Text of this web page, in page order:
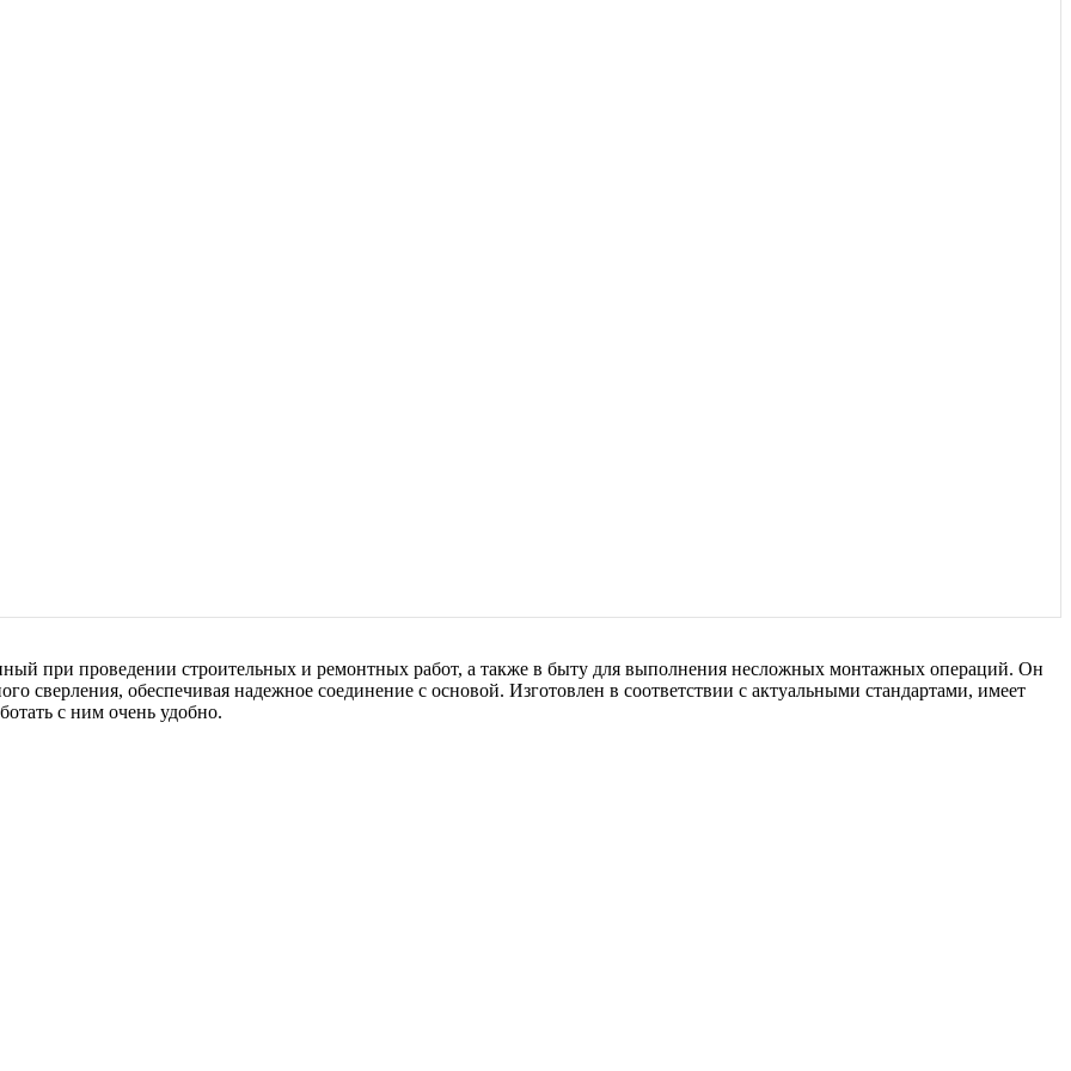
при проведении строительных и ремонтных работ, а также в быту для выполнения несложных монтажных операций. Он
сверления, обеспечивая надежное соединение с основой. Изготовлен в соответствии с актуальными стандартами, имеет
с ним очень удобно.